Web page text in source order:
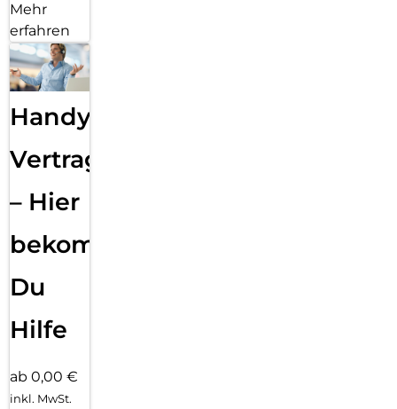
Mehr
erfahren
Handy
Vertragsabwicklung
– Hier
bekommst
Du
Hilfe
ab 0,00 €
inkl. MwSt.